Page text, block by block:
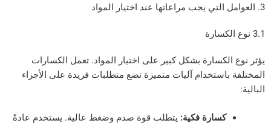
بشكل كبير على اختيار المواد. تعمل الكسارات
آليات متميزة تضع متطلبات فريدة على الأجزاء
فكية: يتطلب قوة صدم وضغط عالية. يستخدم عادةً